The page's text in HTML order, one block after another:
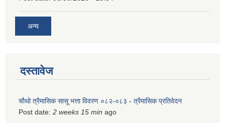
अन्य
दस्तावेज
चौथो त्रैमासिक सासू भत्ता विवरण ०८२-०८३ - त्रैमासिक प्रतिवेदन
Post date: 2 weeks 15 min ago